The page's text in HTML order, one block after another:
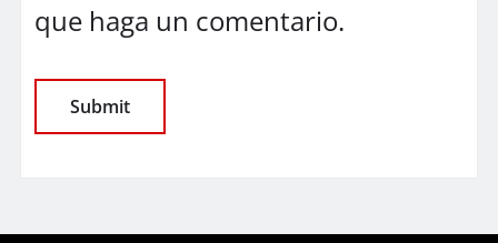
que haga un comentario.